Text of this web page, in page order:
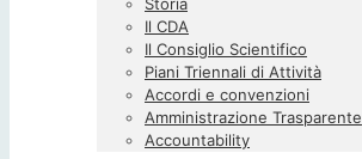
Il CDA
Il Consiglio Scientifico
Piani Triennali di Attività
Accordi e convenzioni
Amministrazione Trasparente
Accountability